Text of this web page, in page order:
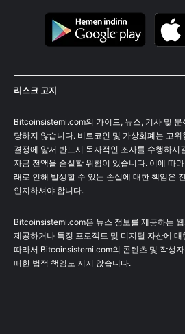
리스크 고지
Bitcoinsistemi.com의 가이드, 뉴스, 기사 및 분
당하지 않습니다. 비트코인 및 가상화폐는 고
결정에 앞서 반드시 독자적인 조사를 수행하시
자금 전액을 손실할 위험이 있습니다. 이에 따
래로 인해 발생할 수 있는 손실에 대한 책임은
인지하셔야 합니다.
Bitcoinsistemi.com은 뉴스 정보를 제공하는
제공하거나 특정 프로젝트 및 디지털 자산에
따라서 Bitcoinsistemi.com의 콘텐츠 및 작성
떠한 법적 책임도 지지 않습니다.